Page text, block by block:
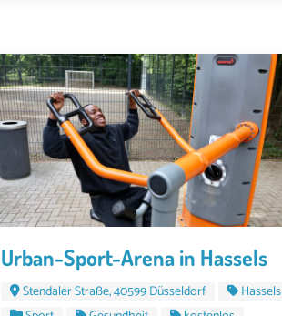
Urban-Sport-Arena in Hassels
Stendaler Straße, 40599 Düsseldorf
Hassels